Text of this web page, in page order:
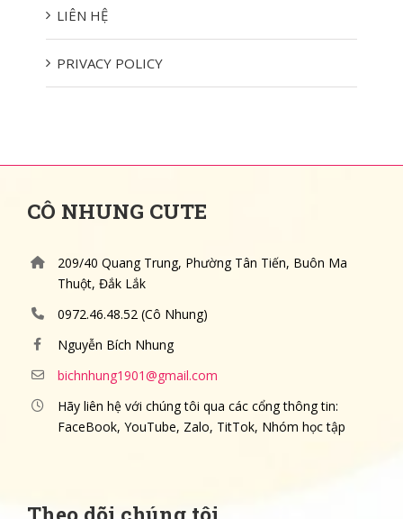
LIÊN HỆ
PRIVACY POLICY
CÔ NHUNG CUTE
209/40 Quang Trung, Phường Tân Tiến, Buôn Ma
Thuột, Đắk Lắk
0972.46.48.52 (Cô Nhung)
Nguyễn Bích Nhung
bichnhung1901@gmail.com
Hãy liên hệ với chúng tôi qua các cổng thông tin:
FaceBook, YouTube, Zalo, TitTok, Nhóm học tập